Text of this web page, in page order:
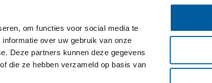
om functies voor social media te
over uw gebruik van onze
Deze partners kunnen deze gegevens
die ze hebben verzameld op basis van